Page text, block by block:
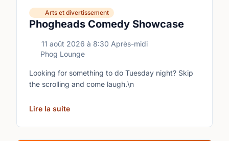
Phogheads Comedy Showcase
Arts et divertissement
11 août 2026 à 8:30 Après-midi
Phog Lounge
Looking for something to do Tuesday night? Skip
the scrolling and come laugh.\n
Lire la suite